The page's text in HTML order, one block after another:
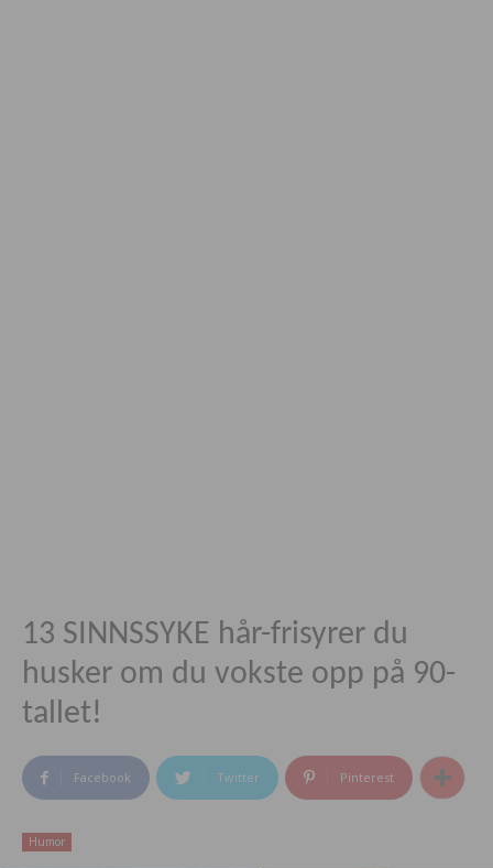
13 SINNSSYKE hår-frisyrer du
husker om du vokste opp på 90-
tallet!
Facebook Twitter Pinterest
Humor